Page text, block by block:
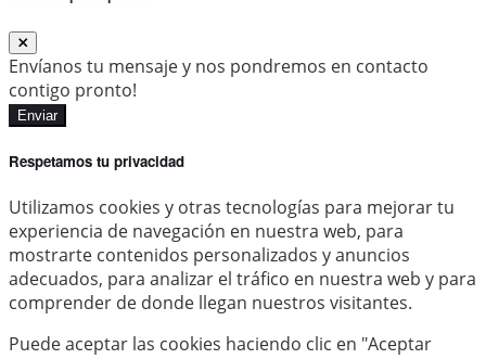
Envíanos tu mensaje y nos pondremos en contacto
contigo pronto!
Enviar
Respetamos tu privacidad
Utilizamos cookies y otras tecnologías para mejorar tu
experiencia de navegación en nuestra web, para
mostrarte contenidos personalizados y anuncios
adecuados, para analizar el tráfico en nuestra web y para
comprender de donde llegan nuestros visitantes.
Puede aceptar las cookies haciendo clic en "Aceptar